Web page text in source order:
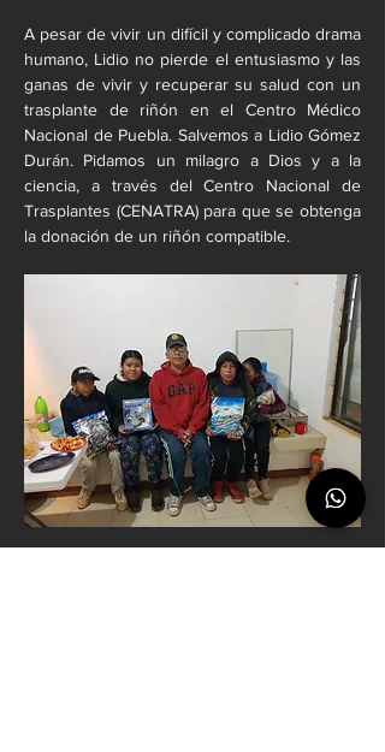
A pesar de vivir un difícil y complicado drama
humano, Lidio no pierde el entusiasmo y las
ganas de vivir y recuperar su salud con un
trasplante de riñón en el Centro Médico
Nacional de Puebla. Salvemos a Lidio Gómez
Durán. Pidamos un milagro a Dios y a la
ciencia, a través del Centro Nacional de
Trasplantes (CENATRA) para que se obtenga
la donación de un riñón compatible.